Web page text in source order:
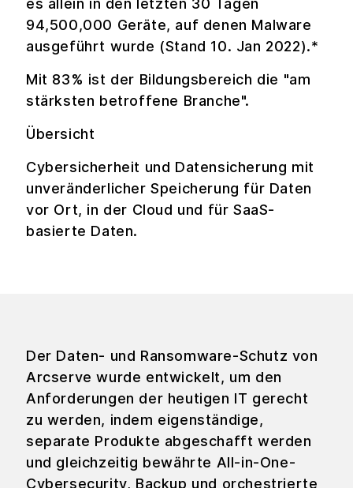
es allein in den letzten 30 Tagen
94,500,000 Geräte, auf denen Malware
ausgeführt wurde (Stand 10. Jan 2022).*
Mit 83% ist der Bildungsbereich die "am
stärksten betroffene Branche".
Übersicht
Cybersicherheit und Datensicherung mit
unveränderlicher Speicherung für Daten
vor Ort, in der Cloud und für SaaS-
basierte Daten.
Der Daten- und Ransomware-Schutz von
Arcserve wurde entwickelt, um den
Anforderungen der heutigen IT gerecht
zu werden, indem eigenständige,
separate Produkte abgeschafft werden
und gleichzeitig bewährte All-in-One-
Cybersecurity, Backup und orchestrierte